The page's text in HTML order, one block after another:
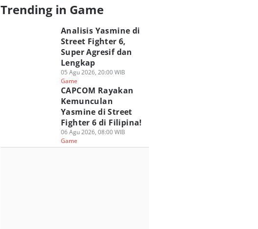
Trending in Game
Analisis Yasmine di
Street Fighter 6,
Super Agresif dan
Lengkap
05 Agu 2026, 20:00 WIB
Game
CAPCOM Rayakan
Kemunculan
Yasmine di Street
Fighter 6 di Filipina!
06 Agu 2026, 08:00 WIB
Game